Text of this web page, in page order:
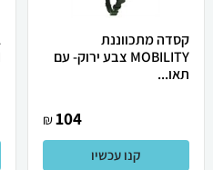
קסדה מתכווננת
MOBILITY צבע ירוק- עם
תאו...
104
₪
קנו עכשיו